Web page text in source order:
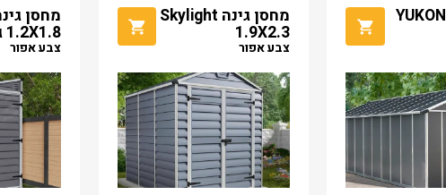
מחסן גינה YUKON מחסן גינה Skylight
1.9X2.3
צבע אפור
1.2X1.8 גג שיפועי
צבע אפור